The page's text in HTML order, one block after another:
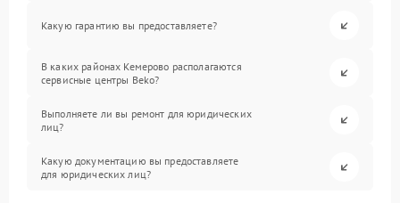
Какую гарантию вы предоставляете?
В каких районах Кемерово располагаются
сервисные центры Beko?
Выполняете ли вы ремонт для юридических
лиц?
Какую документацию вы предоставляете
для юридических лиц?